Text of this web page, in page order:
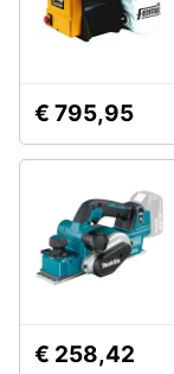
€ 795,95
€ 258,42